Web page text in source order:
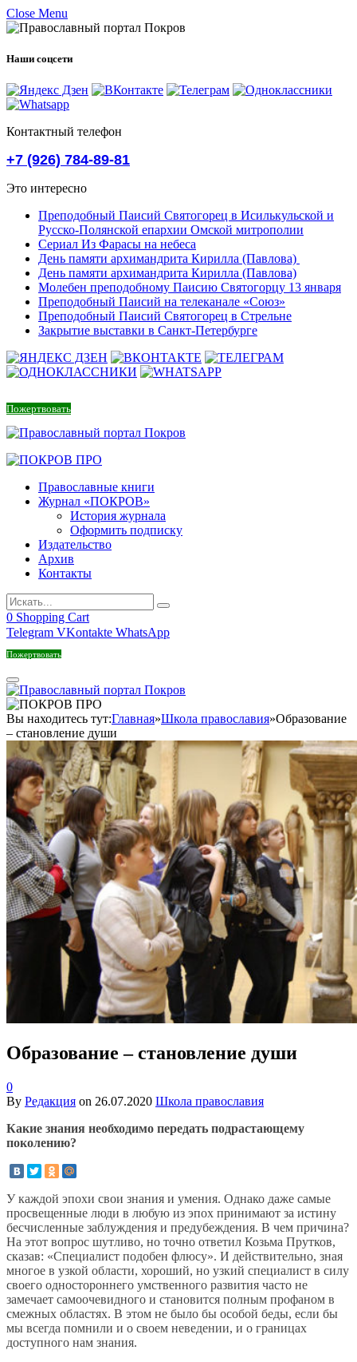
Close Menu
Наши соцсети
Контактный телефон
+7 (926) 784-89-81
Это интересно
Преподобный Паисий Святогорец в Исилькульской и
Русско-Полянской епархии Омской митрополии
Сериал Из Фарасы на небеса
День памяти архимандрита Кирилла (Павлова)
День памяти архимандрита Кирилла (Павлова)
Молебен преподобному Паисию Святогорцу 13 января
Преподобный Паисий на телеканале «Союз»
Преподобный Паисий Святогорец в Стрельне
Закрытие выставки в Санкт-Петербурге
Пожертвовать
Православные книги
Журнал «ПОКРОВ»
История журнала
Оформить подписку
Издательство
Архив
Контакты
0 Shopping Cart
Telegram VKontakte WhatsApp
Пожертвовать
Вы находитесь тут:Главная»Школа православия»Образование
– становление души
Образование – становление души
0
By Редакция on 26.07.2020 Школа православия
Какие знания необходимо передать подрастающему
поколению?
У каждой эпохи свои знания и умения. Однако даже самые
просвещенные люди в любую из эпох принимают за истину
бесчисленные заблуждения и предубеждения. В чем причина?
На этот вопрос шутливо, но точно ответил Козьма Прутков,
сказав: «Специалист подобен флюсу». И действительно, зная
многое в узкой области, хороший, но узкий специалист в силу
своего одностороннего умственного развития часто не
замечает самоочевидного и становится полным профаном в
смежных областях. В этом не было бы особой беды, если бы
мы всегда помнили и о своем неведении, и о границах
доступного нам знания.